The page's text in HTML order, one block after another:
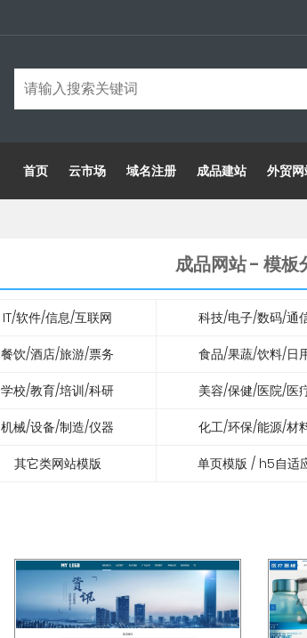
首页 云市场 域名注册 成品建站 外贸
成品网站 - 模板
IT/软件/信息/互联网 科技/电子/数码/通
餐饮/酒店/旅游/票务 食品/果蔬/饮料/日
学校/教育/培训/科研 美容/保健/医院/医
机械/设备/制造/仪器 化工/环保/能源/材
其它类网站模版 单页模版 / h5自适